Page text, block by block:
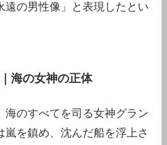
遠の男性像」と表現したとい
海の女神の正体
海のすべてを司る女神グラン
嵐を鎮め、沈んだ船を浮上さ